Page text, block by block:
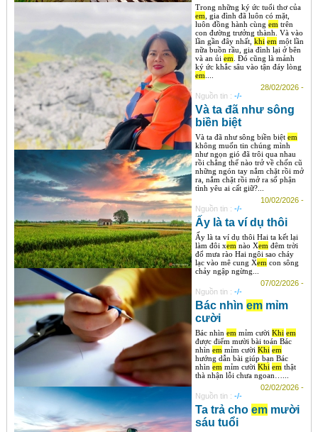
Trong những ký ức tuổi thơ của
em, gia đình đã luôn có mặt,
luôn đồng hành cùng emtrên
con đường trưởng thành. Và vào
lần gần đây nhất, khi emmột lần
nữa buồn rầu, gia đình lại ở bên
và an ủi em. Đó cũng là mảnh
ký ức khắc sâu vào tận đáy lòng
em....
28/02/2026 -
Nguồn tin : -/-
Và ta đã như sông
biền biệt
Và ta đã như sông biền biệt em
không muốn tin chúng mình
như ngọn gió đã trôi qua nhau
rồi chẳng thể nào trở về chốn cũ
những ngón tay nắm chặt rồi mở
ra, nắm chặt rồi mở ra số phận
tình yêu ai cất giữ?...
10/02/2026 -
Nguồn tin : -/-
Ấy là ta ví dụ thôi
Ấy là ta ví dụ thôi Hai ta kết lại
làm đôi xemnào Xemđêm trời
đổ mưa rào Hai ngôi sao cháy
lạc vào mê cung Xemcon sông
chảy ngập ngừng...
07/02/2026 -
Nguồn tin : -/-
Bác nhìn emmỉm
cười
Bác nhìn emmỉm cười Khi em
được điểm mười bài toán Bác
nhìn emmỉm cười Khi em
hướng dẫn bài giúp bạn Bác
nhìn emmỉm cười Khi emthật
thà nhận lỗi chưa ngoan…...
02/02/2026 -
Nguồn tin : -/-
Ta trả cho emmười
sáu tuổi